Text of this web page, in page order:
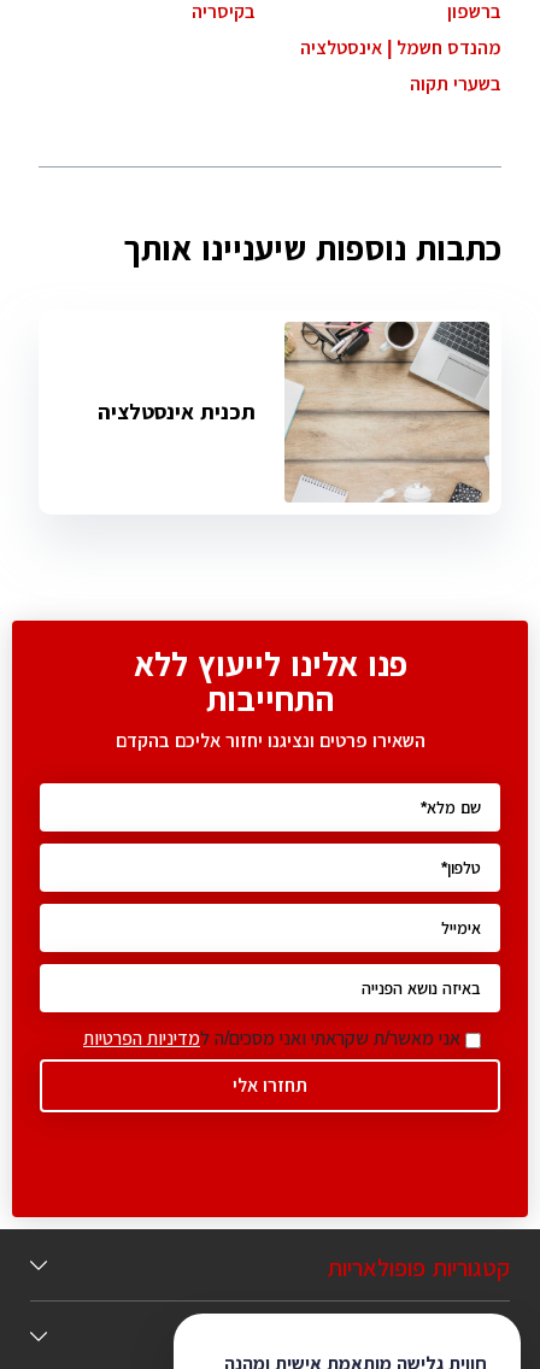
ברשפון
בקיסריה
מהנדס חשמל | אינסטלציה
בשערי תקוה
כתבות נוספות שיעניינו אותך
תכנית אינסטלציה
פנו אלינו לייעוץ ללא
התחייבות
השאירו פרטים ונציגנו יחזור אליכם בהקדם
אני מאשר/ת שקראתי ואני מסכים/ה למדיניות הפרטיות
חווית גלישה מותאמת אישית ומהנה
קטגוריות פופולאריות